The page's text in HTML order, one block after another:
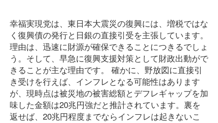
幸福実現党は、東日本大震災の復興には、増税ではな
く復興債の発行と日銀の直接引受を主張しています。
理由は、迅速に財源が確保できることにつきるでしょ
う。そして、早急に復興支援対策として財政出動がで
きることが主な理由です。 確かに、野放図に直接引
き受けを行えば、インフレとなる可能性はあります
が、現時点は被災地の被害総額とデフレギャップを加
味した金額は20兆円強だと推計されています。裏を
返せば、20兆円程度までならインフレは起きないこ